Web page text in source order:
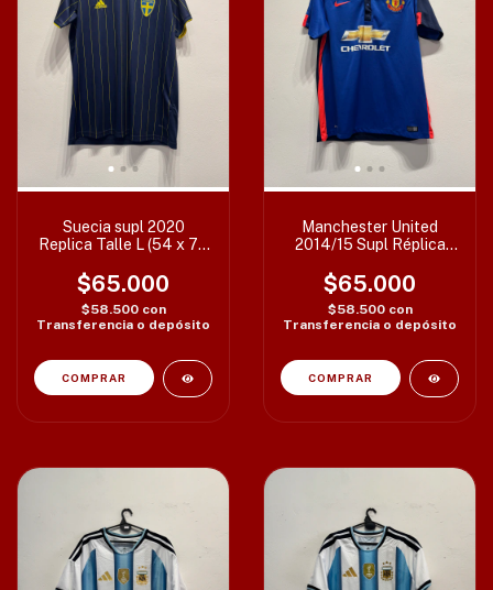
Suecia supl 2020
Replica Talle L (54 x 78
$65.000
$58.500 con
Transferencia o depósito
Manchester United
2014/15 Supl Réplica
$65.000
$58.500 con
Transferencia o depósito